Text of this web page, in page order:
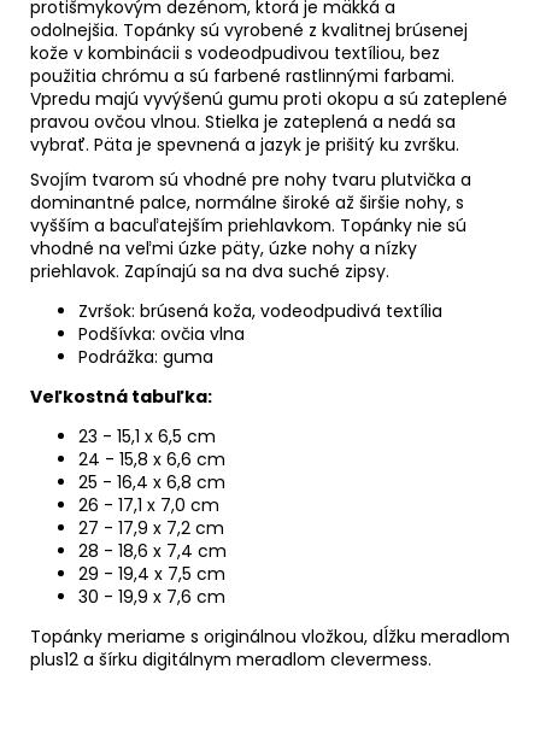
protišmykovým dezénom, ktorá je mäkká a
odolnejšia. Topánky sú vyrobené z kvalitnej brúsenej
kože v kombinácii s vodeodpudivou textíliou, bez
použitia chrómu a sú farbené rastlinnými farbami.
Vpredu majú vyvýšenú gumu proti okopu a sú zateplené
pravou ovčou vlnou. Stielka je zateplená a nedá sa
vybrať. Päta je spevnená a jazyk je prišitý ku zvršku.
Svojím tvarom sú vhodné pre nohy tvaru plutvička a
dominantné palce, normálne široké až širšie nohy, s
vyšším a bacuľatejším priehlavkom. Topánky nie sú
vhodné na veľmi úzke päty, úzke nohy a nízky
priehlavok. Zapínajú sa na dva suché zipsy.
Zvršok: brúsená koža, vodeodpudivá textília
Podšívka: ovčia vlna
Podrážka: guma
Veľkostná tabuľka:
23 - 15,1 x 6,5 cm
24 - 15,8 x 6,6 cm
25 - 16,4 x 6,8 cm
26 - 17,1 x 7,0 cm
27 - 17,9 x 7,2 cm
28 - 18,6 x 7,4 cm
29 - 19,4 x 7,5 cm
30 - 19,9 x 7,6 cm
Topánky meriame s originálnou vložkou, dĺžku meradlom
plus12 a šírku digitálnym meradlom clevermess.